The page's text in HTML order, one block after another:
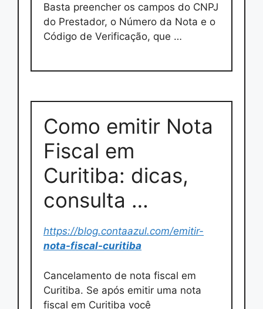
Basta preencher os campos do CNPJ
do Prestador, o Número da Nota e o
Código de Verificação, que …
Como emitir Nota
Fiscal em
Curitiba: dicas,
consulta …
https://blog.contaazul.com/emitir-
nota-fiscal-curitiba
Cancelamento de nota fiscal em
Curitiba. Se após emitir uma nota
fiscal em Curitiba você